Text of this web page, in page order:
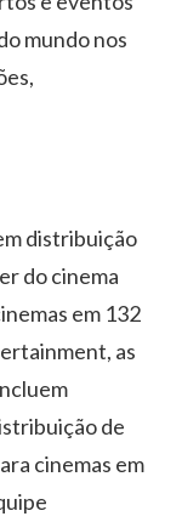
mundo nos
distribuição
do cinema
em 132
as
de
cinemas em